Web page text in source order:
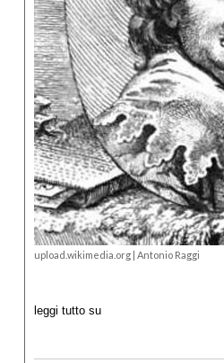
upload.wikimedia.org | Antonio Raggi
leggi tutto su